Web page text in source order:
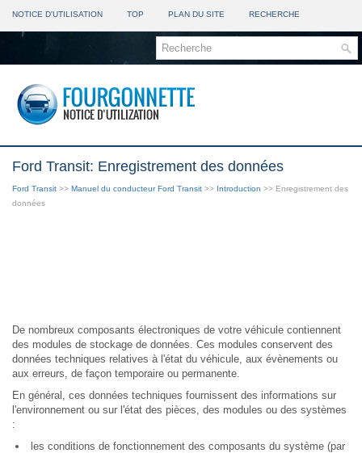
NOTICE D'UTILISATION TOP PLAN DU SITE RECHERCHE
Ford Transit: Enregistrement des données
Ford Transit >> Manuel du conducteur Ford Transit >> Introduction >> Enregistrement des
données
De nombreux composants électroniques de votre véhicule contiennent
des modules de stockage de données. Ces modules conservent des
données techniques relatives à l'état du véhicule, aux évènements ou
aux erreurs, de façon temporaire ou permanente.
En général, ces données techniques fournissent des informations sur
l'environnement ou sur l'état des pièces, des modules ou des systèmes
:
les conditions de fonctionnement des composants du système (par